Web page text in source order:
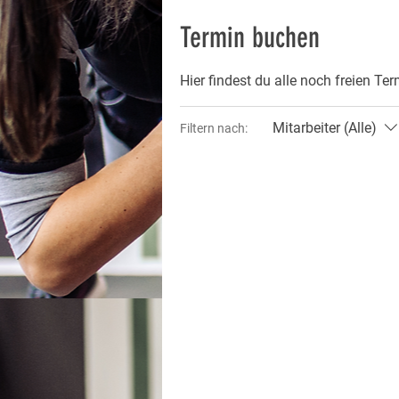
Termin buchen
Hier findest du alle noch freien
Filtern nach: Mitarbeiter (Alle)